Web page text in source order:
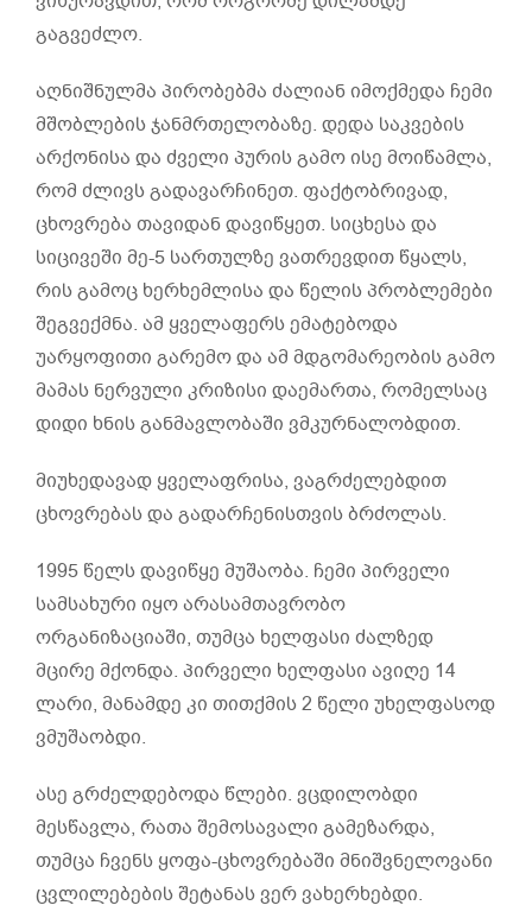
გაგვეძლო.
აღნიშნულმა პირობებმა ძალიან იმოქმედა ჩემი
მშობლების ჯანმრთელობაზე. დედა საკვების
არქონისა და ძველი პურის გამო ისე მოიწამლა,
რომ ძლივს გადავარჩინეთ. ფაქტობრივად,
ცხოვრება თავიდან დავიწყეთ. სიცხესა და
სიცივეში მე-5 სართულზე ვათრევდით წყალს,
რის გამოც ხერხემლისა და წელის პრობლემები
შეგვექმნა. ამ ყველაფერს ემატებოდა
უარყოფითი გარემო და ამ მდგომარეობის გამო
მამას ნერვული კრიზისი დაემართა, რომელსაც
დიდი ხნის განმავლობაში ვმკურნალობდით.
მიუხედავად ყველაფრისა, ვაგრძელებდით
ცხოვრებას და გადარჩენისთვის ბრძოლას.
1995 წელს დავიწყე მუშაობა. ჩემი პირველი
სამსახური იყო არასამთავრობო
ორგანიზაციაში, თუმცა ხელფასი ძალზედ
მცირე მქონდა. პირველი ხელფასი ავიღე 14
ლარი, მანამდე კი თითქმის 2 წელი უხელფასოდ
ვმუშაობდი.
ასე გრძელდებოდა წლები. ვცდილობდი
მესწავლა, რათა შემოსავალი გამეზარდა,
თუმცა ჩვენს ყოფა-ცხოვრებაში მნიშვნელოვანი
ცვლილებების შეტანას ვერ ვახერხებდი.